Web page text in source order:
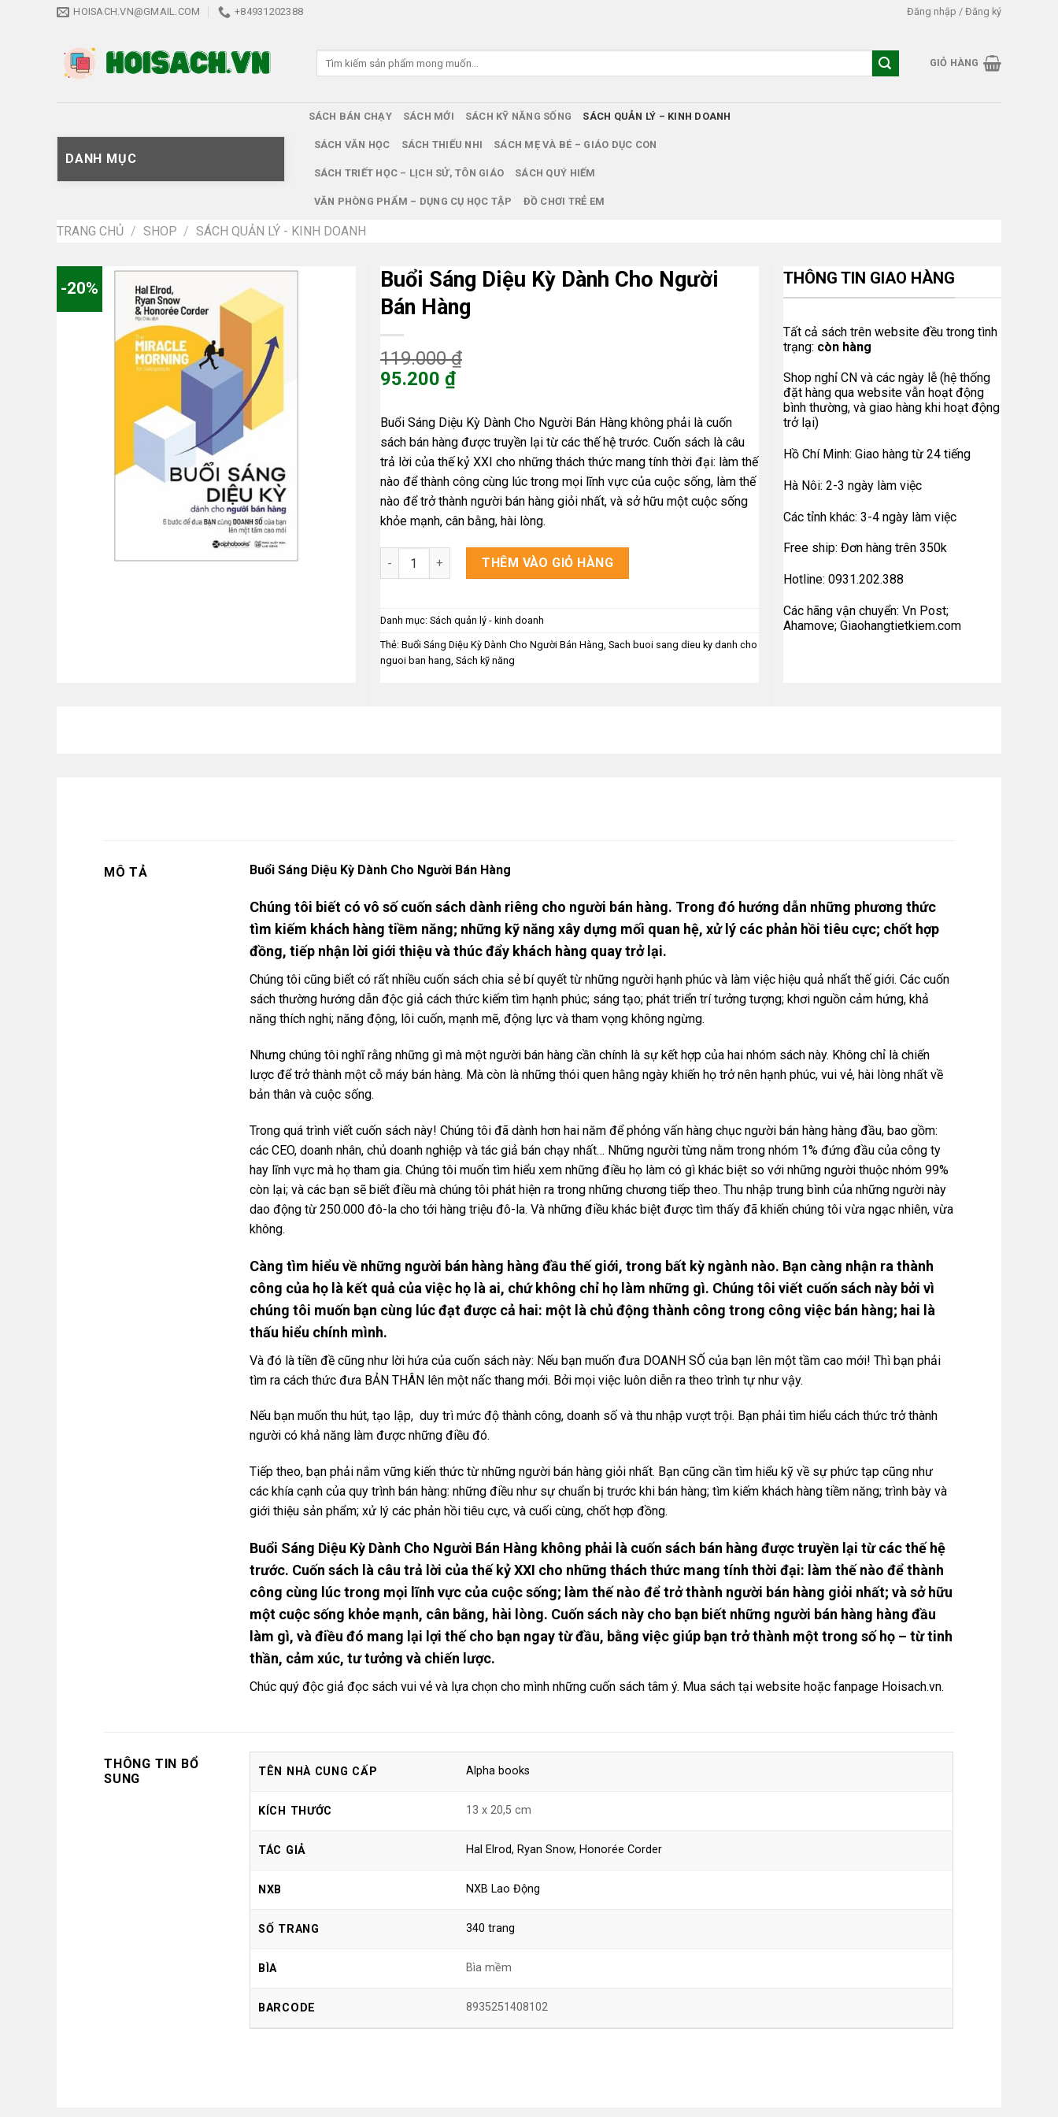
HOISACH.VN@GMAIL.COM +84931202388 Đăng nhập / Đăng ký
GIỎ HÀNG
DANH MỤC
SÁCH BÁN CHẠY SÁCH MỚI SÁCH KỸ NĂNG SỐNG SÁCH QUẢN LÝ – KINH DOANH
SÁCH VĂN HỌC SÁCH THIẾU NHI SÁCH MẸ VÀ BÉ – GIÁO DỤC CON
SÁCH TRIẾT HỌC – LỊCH SỬ, TÔN GIÁO SÁCH QUÝ HIẾM
VĂN PHÒNG PHẨM – DỤNG CỤ HỌC TẬP ĐỒ CHƠI TRẺ EM
TRANG CHỦ / SHOP / SÁCH QUẢN LÝ - KINH DOANH
-20%
Buổi Sáng Diệu Kỳ Dành Cho Người
Bán Hàng
119.000₫
119.000 ₫.
95.200 ₫
hiện
tại
là:
95.200 ₫.
Buổi Sáng Diệu Kỳ Dành Cho Người Bán Hàng không phải là cuốn
sách bán hàng được truyền lại từ các thế hệ trước. Cuốn sách là câu
trả lời của thế kỷ XXI cho những thách thức mang tính thời đại: làm thế
nào để thành công cùng lúc trong mọi lĩnh vực của cuộc sống, làm thế
nào để trở thành người bán hàng giỏi nhất, và sở hữu một cuộc sống
khỏe mạnh, cân bằng, hài lòng.
Buổi Sáng Diệu Kỳ Dành Cho Người Bán Hàng số lượng
THÊM VÀO GIỎ HÀNG
Danh mục: Sách quản lý - kinh doanh
Thẻ: Buổi Sáng Diệu Kỳ Dành Cho Người Bán Hàng Sach buoi sang dieu ky danh cho
nguoi ban hang Sách kỹ năng
THÔNG TIN GIAO HÀNG
Tất cả sách trên website đều trong tình
trạng: còn hàng
Shop nghỉ CN và các ngày lễ (hệ thống
đặt hàng qua website vẫn hoạt động
bình thường, và giao hàng khi hoạt động
trở lại)
Hồ Chí Minh: Giao hàng từ 24 tiếng
Hà Nôi: 2-3 ngày làm việc
Các tỉnh khác: 3-4 ngày làm việc
Free ship: Đơn hàng trên 350k
Hotline: 0931.202.388
Các hãng vận chuyển: Vn Post;
Ahamove; Giaohangtietkiem.com
MÔ TẢ Buổi Sáng Diệu Kỳ Dành Cho Người Bán Hàng
Chúng tôi biết có vô số cuốn sách dành riêng cho người bán hàng. Trong đó hướng dẫn những phương thức
tìm kiếm khách hàng tiềm năng; những kỹ năng xây dựng mối quan hệ, xử lý các phản hồi tiêu cực; chốt hợp
đồng, tiếp nhận lời giới thiệu và thúc đẩy khách hàng quay trở lại.
Chúng tôi cũng biết có rất nhiều cuốn sách chia sẻ bí quyết từ những người hạnh phúc và làm việc hiệu quả nhất thế giới. Các cuốn
sách thường hướng dẫn độc giả cách thức kiếm tìm hạnh phúc; sáng tạo; phát triển trí tưởng tượng; khơi nguồn cảm hứng, khả
năng thích nghi; năng động, lôi cuốn, mạnh mẽ, động lực và tham vọng không ngừng.
Nhưng chúng tôi nghĩ rằng những gì mà một người bán hàng cần chính là sự kết hợp của hai nhóm sách này. Không chỉ là chiến
lược để trở thành một cỗ máy bán hàng. Mà còn là những thói quen hằng ngày khiến họ trở nên hạnh phúc, vui vẻ, hài lòng nhất về
bản thân và cuộc sống.
Trong quá trình viết cuốn sách này! Chúng tôi đã dành hơn hai năm để phỏng vấn hàng chục người bán hàng hàng đầu, bao gồm:
các CEO, doanh nhân, chủ doanh nghiệp và tác giả bán chạy nhất… Những người từng nằm trong nhóm 1% đứng đầu của công ty
hay lĩnh vực mà họ tham gia. Chúng tôi muốn tìm hiểu xem những điều họ làm có gì khác biệt so với những người thuộc nhóm 99%
còn lại; và các bạn sẽ biết điều mà chúng tôi phát hiện ra trong những chương tiếp theo. Thu nhập trung bình của những người này
dao động từ 250.000 đô-la cho tới hàng triệu đô-la. Và những điều khác biệt được tìm thấy đã khiến chúng tôi vừa ngạc nhiên, vừa
không.
Càng tìm hiểu về những người bán hàng hàng đầu thế giới, trong bất kỳ ngành nào. Bạn càng nhận ra thành
công của họ là kết quả của việc họ là ai, chứ không chỉ họ làm những gì. Chúng tôi viết cuốn sách này bởi vì
chúng tôi muốn bạn cùng lúc đạt được cả hai: một là chủ động thành công trong công việc bán hàng; hai là
thấu hiểu chính mình.
Và đó là tiền đề cũng như lời hứa của cuốn sách này: Nếu bạn muốn đưa DOANH SỐ của bạn lên một tầm cao mới! Thì bạn phải
tìm ra cách thức đưa BẢN THÂN lên một nấc thang mới. Bởi mọi việc luôn diễn ra theo trình tự như vậy.
Nếu bạn muốn thu hút, tạo lập, duy trì mức độ thành công, doanh số và thu nhập vượt trội. Bạn phải tìm hiểu cách thức trở thành
người có khả năng làm được những điều đó.
Tiếp theo, bạn phải nắm vững kiến thức từ những người bán hàng giỏi nhất. Bạn cũng cần tìm hiểu kỹ về sự phức tạp cũng như
các khía cạnh của quy trình bán hàng: những điều như sự chuẩn bị trước khi bán hàng; tìm kiếm khách hàng tiềm năng; trình bày và
giới thiệu sản phẩm; xử lý các phản hồi tiêu cực, và cuối cùng, chốt hợp đồng.
Buổi Sáng Diệu Kỳ Dành Cho Người Bán Hàng không phải là cuốn sách bán hàng được truyền lại từ các thế hệ
trước. Cuốn sách là câu trả lời của thế kỷ XXI cho những thách thức mang tính thời đại: làm thế nào để thành
công cùng lúc trong mọi lĩnh vực của cuộc sống; làm thế nào để trở thành người bán hàng giỏi nhất; và sở hữu
một cuộc sống khỏe mạnh, cân bằng, hài lòng. Cuốn sách này cho bạn biết những người bán hàng hàng đầu
làm gì, và điều đó mang lại lợi thế cho bạn ngay từ đầu, bằng việc giúp bạn trở thành một trong số họ – từ tinh
thần, cảm xúc, tư tưởng và chiến lược.
Chúc quý độc giả đọc sách vui vẻ và lựa chọn cho mình những cuốn sách tâm ý. Mua sách tại website hoặc fanpage Hoisach.vn.
THÔNG TIN BỔ
SUNG
TÊN NHÀ CUNG CẤP Alpha books
KÍCH THƯỚC 13 x 20,5 cm
TÁC GIẢ Hal Elrod, Ryan Snow, Honorée Corder
NXB NXB Lao Động
SỐ TRANG 340 trang
BÌA Bìa mềm
BARCODE 8935251408102